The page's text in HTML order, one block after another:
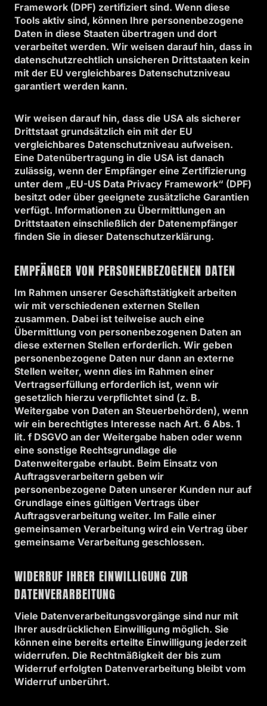
Framework (DPF) zertifiziert sind. Wenn diese
Tools aktiv sind, können Ihre personenbezogene
Daten in diese Staaten übertragen und dort
verarbeitet werden. Wir weisen darauf hin, dass in
datenschutzrechtlich unsicheren Drittstaaten kein
mit der EU vergleichbares Datenschutzniveau
garantiert werden kann.
Wir weisen darauf hin, dass die USA als sicherer
Drittstaat grundsätzlich ein mit der EU
vergleichbares Datenschutzniveau aufweisen.
Eine Datenübertragung in die USA ist danach
zulässig, wenn der Empfänger eine Zertifizierung
unter dem „EU-US Data Privacy Framework“ (DPF)
besitzt oder über geeignete zusätzliche Garantien
verfügt. Informationen zu Übermittlungen an
Drittstaaten einschließlich der Datenempfänger
finden Sie in dieser Datenschutzerklärung.
EMPFÄNGER VON PERSONENBEZOGENEN DATEN
Im Rahmen unserer Geschäftstätigkeit arbeiten
wir mit verschiedenen externen Stellen
zusammen. Dabei ist teilweise auch eine
Übermittlung von personenbezogenen Daten an
diese externen Stellen erforderlich. Wir geben
personenbezogene Daten nur dann an externe
Stellen weiter, wenn dies im Rahmen einer
Vertragserfüllung erforderlich ist, wenn wir
gesetzlich hierzu verpflichtet sind (z. B.
Weitergabe von Daten an Steuerbehörden), wenn
wir ein berechtigtes Interesse nach Art. 6 Abs. 1
lit. f DSGVO an der Weitergabe haben oder wenn
eine sonstige Rechtsgrundlage die
Datenweitergabe erlaubt. Beim Einsatz von
Auftragsverarbeitern geben wir
personenbezogene Daten unserer Kunden nur auf
Grundlage eines gültigen Vertrags über
Auftragsverarbeitung weiter. Im Falle einer
gemeinsamen Verarbeitung wird ein Vertrag über
gemeinsame Verarbeitung geschlossen.
WIDERRUF IHRER EINWILLIGUNG ZUR
DATENVERARBEITUNG
Viele Datenverarbeitungsvorgänge sind nur mit
Ihrer ausdrücklichen Einwilligung möglich. Sie
können eine bereits erteilte Einwilligung jederzeit
widerrufen. Die Rechtmäßigkeit der bis zum
Widerruf erfolgten Datenverarbeitung bleibt vom
Widerruf unberührt.